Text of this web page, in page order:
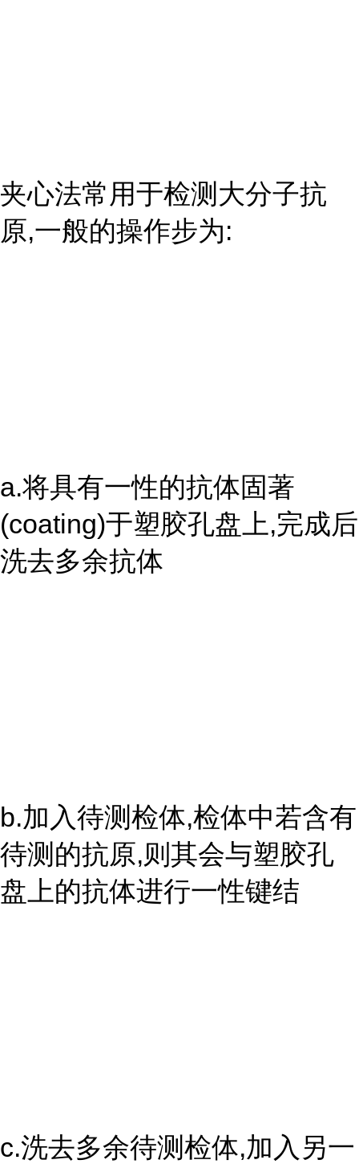
夹心法常用于检测大分子抗
原,一般的操作步为:
a.将具有一性的抗体固著
(coating)于塑胶孔盘上,完成后
洗去多余抗体
b.加入待测检体,检体中若含有
待测的抗原,则其会与塑胶孔
盘上的抗体进行一性键结
c.洗去多余待测检体,加入另一